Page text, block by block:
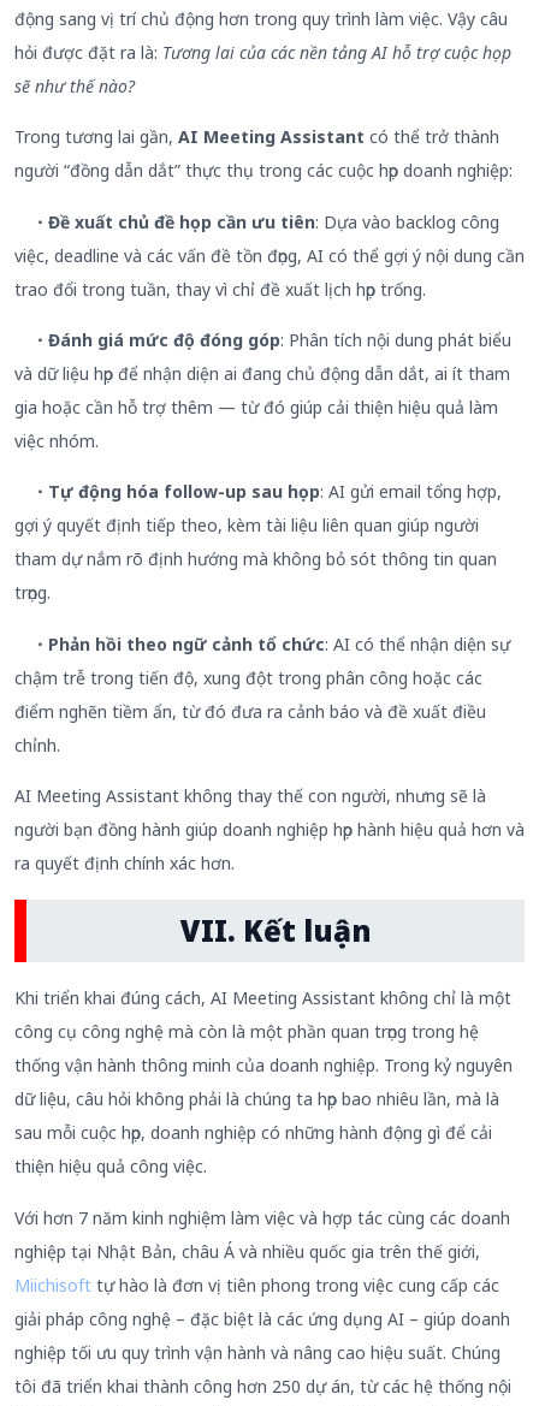
động sang vị trí chủ động hơn trong quy trình làm việc. Vậy câu
hỏi được đặt ra là: Tương lai của các nền tảng AI hỗ trợ cuộc họp
sẽ như thế nào?
Trong tương lai gần, AI Meeting Assistant có thể trở thành
người “đồng dẫn dắt” thực thụ trong các cuộc họp doanh nghiệp:
・Đề xuất chủ đề họp cần ưu tiên: Dựa vào backlog công
việc, deadline và các vấn đề tồn đọng, AI có thể gợi ý nội dung cần
trao đổi trong tuần, thay vì chỉ đề xuất lịch họp trống.
・Đánh giá mức độ đóng góp: Phân tích nội dung phát biểu
và dữ liệu họp để nhận diện ai đang chủ động dẫn dắt, ai ít tham
gia hoặc cần hỗ trợ thêm — từ đó giúp cải thiện hiệu quả làm
việc nhóm.
・Tự động hóa follow-up sau họp: AI gửi email tổng hợp,
gợi ý quyết định tiếp theo, kèm tài liệu liên quan giúp người
tham dự nắm rõ định hướng mà không bỏ sót thông tin quan
trọng.
・Phản hồi theo ngữ cảnh tổ chức: AI có thể nhận diện sự
chậm trễ trong tiến độ, xung đột trong phân công hoặc các
điểm nghẽn tiềm ẩn, từ đó đưa ra cảnh báo và đề xuất điều
chỉnh.
AI Meeting Assistant không thay thế con người, nhưng sẽ là
người bạn đồng hành giúp doanh nghiệp họp hành hiệu quả hơn và
ra quyết định chính xác hơn.
VII. Kết luận
Khi triển khai đúng cách, AI Meeting Assistant không chỉ là một
công cụ công nghệ mà còn là một phần quan trọng trong hệ
thống vận hành thông minh của doanh nghiệp. Trong kỷ nguyên
dữ liệu, câu hỏi không phải là chúng ta họp bao nhiêu lần, mà là
sau mỗi cuộc họp, doanh nghiệp có những hành động gì để cải
thiện hiệu quả công việc.
Với hơn 7 năm kinh nghiệm làm việc và hợp tác cùng các doanh
nghiệp tại Nhật Bản, châu Á và nhiều quốc gia trên thế giới,
Miichisoft tự hào là đơn vị tiên phong trong việc cung cấp các
giải pháp công nghệ – đặc biệt là các ứng dụng AI – giúp doanh
nghiệp tối ưu quy trình vận hành và nâng cao hiệu suất. Chúng
tôi đã triển khai thành công hơn 250 dự án, từ các hệ thống nội